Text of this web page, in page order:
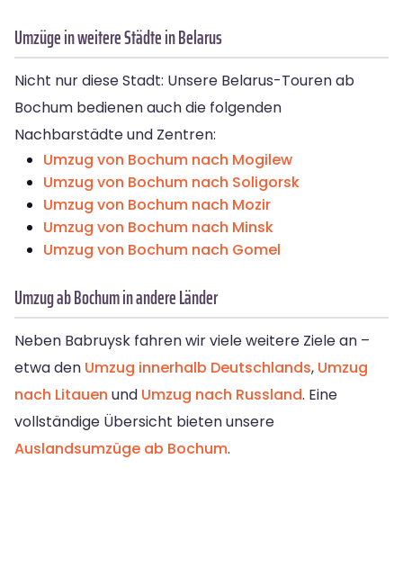
Umzüge in weitere Städte in Belarus
Nicht nur diese Stadt: Unsere Belarus-Touren ab
Bochum bedienen auch die folgenden
Nachbarstädte und Zentren:
Umzug von Bochum nach Mogilew
Umzug von Bochum nach Soligorsk
Umzug von Bochum nach Mozir
Umzug von Bochum nach Minsk
Umzug von Bochum nach Gomel
Umzug ab Bochum in andere Länder
Neben Babruysk fahren wir viele weitere Ziele an –
etwa den Umzug innerhalb Deutschlands, Umzug
nach Litauen und Umzug nach Russland. Eine
vollständige Übersicht bieten unsere
Auslandsumzüge ab Bochum.